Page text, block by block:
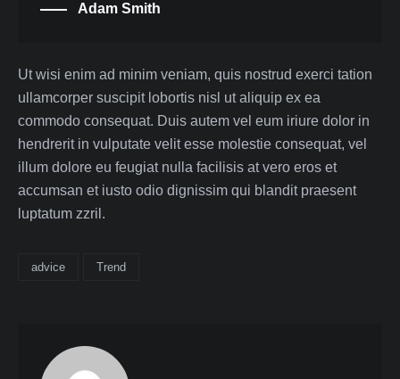
Adam Smith
Ut wisi enim ad minim veniam, quis nostrud exerci tation
ullamcorper suscipit lobortis nisl ut aliquip ex ea
commodo consequat. Duis autem vel eum iriure dolor in
hendrerit in vulputate velit esse molestie consequat, vel
illum dolore eu feugiat nulla facilisis at vero eros et
accumsan et iusto odio dignissim qui blandit praesent
luptatum zzril.
advice Trend